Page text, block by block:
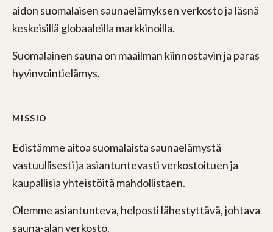
aidon suomalaisen saunaelämyksen verkosto ja läsnä
keskeisillä globaaleilla markkinoilla.
Suomalainen sauna on maailman kiinnostavin ja paras
hyvinvointielämys.
MISSIO
Edistämme aitoa suomalaista saunaelämystä
vastuullisesti ja asiantuntevasti verkostoituen ja
kaupallisia yhteistöitä mahdollistaen.
Olemme asiantunteva, helposti lähestyttävä, johtava
sauna-alan verkosto.